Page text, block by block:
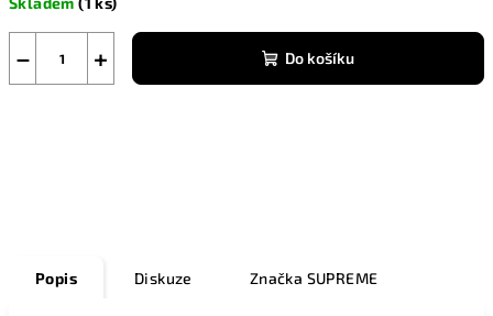
cena:
+
− Do košíku
Popis Diskuze Značka SUPREME